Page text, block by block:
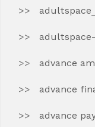
advance
advance
advance